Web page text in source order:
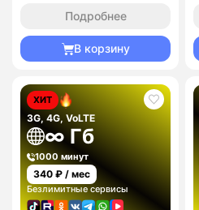
Подробнее
В корзину
ХИТ
3G, 4G, VoLTE
∞ Гб
1000 минут
340 ₽ / мес
Безлимитные сервисы